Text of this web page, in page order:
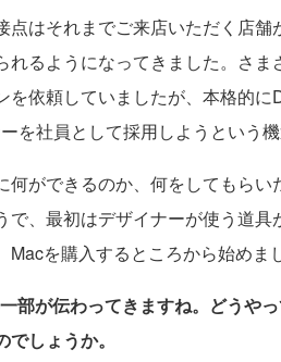
はそれまでご来店いただく店
れるようになってきました。さ
を依頼していましたが、本格的
を社員として採用しようという機
ができるのか、何をしてもらい
で、最初はデザイナーが使う道
Macを購入するところから始めま
部が伝わってきますね。どうや
しょうか。